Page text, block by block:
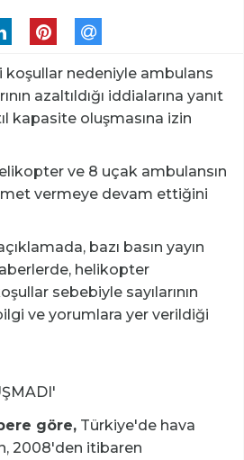
koşullar nedeniyle ambulans
azaltıldığı iddialarına yanıt
kapasite oluşmasına izin
ve 8 uçak ambulansın
vermeye devam ettiğini
bazı basın yayın
helikopter
sebebiyle sayılarının
ve yorumlara yer verildiği
göre, Türkiye'de hava
2008'den itibaren